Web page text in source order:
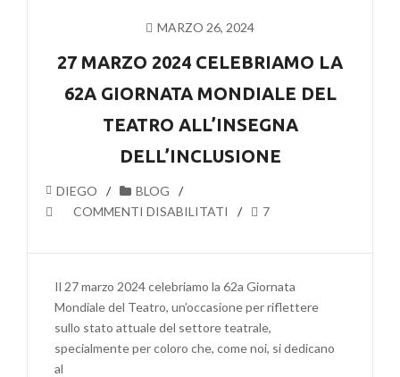
MARZO 26, 2024
27 MARZO 2024 CELEBRIAMO LA
62A GIORNATA MONDIALE DEL
TEATRO ALL’INSEGNA
DELL’INCLUSIONE
DIEGO
BLOG
COMMENTI DISABILITATI
SU
MARZO
CELEBRIAMO
LA
62A
GIORNATA
7
Il 27 marzo 2024 celebriamo la 62a Giornata
Mondiale del Teatro, un’occasione per riflettere
sullo stato attuale del settore teatrale,
specialmente per coloro che, come noi, si dedicano
al